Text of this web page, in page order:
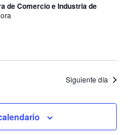
de Comercio e Industria de
Siguiente día